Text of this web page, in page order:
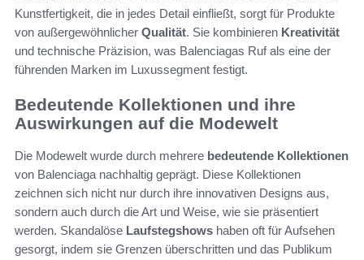
Kunstfertigkeit, die in jedes Detail einfließt, sorgt für Produkte
von außergewöhnlicher Qualität. Sie kombinieren Kreativität
und technische Präzision, was Balenciagas Ruf als eine der
führenden Marken im Luxussegment festigt.
Bedeutende Kollektionen und ihre
Auswirkungen auf die Modewelt
Die Modewelt wurde durch mehrere bedeutende Kollektionen
von Balenciaga nachhaltig geprägt. Diese Kollektionen
zeichnen sich nicht nur durch ihre innovativen Designs aus,
sondern auch durch die Art und Weise, wie sie präsentiert
werden. Skandalöse Laufstegshows haben oft für Aufsehen
gesorgt, indem sie Grenzen überschritten und das Publikum